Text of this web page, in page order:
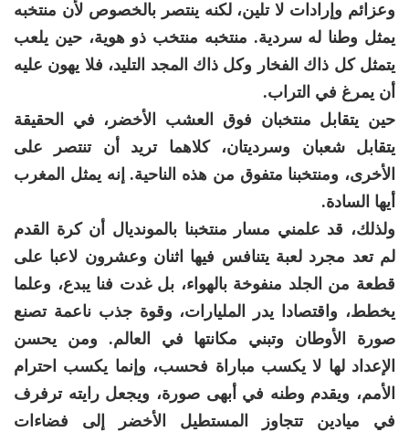
وعزائم وإرادات لا تلين، لكنه ينتصر بالخصوص لأن منتخبه
يمثل وطنا له سردية. منتخبه منتخب ذو هوية، حين يلعب
يتمثل كل ذاك الفخار وكل ذاك المجد التليد، فلا يهون عليه
أن يمرغ في التراب.
حين يتقابل منتخبان فوق العشب الأخضر، في الحقيقة
يتقابل شعبان وسرديتان، كلاهما تريد أن تنتصر على
الأخرى، ومنتخبنا متفوق من هذه الناحية. إنه يمثل المغرب
أيها السادة.
ولذلك، قد علمني مسار منتخبنا بالمونديال أن كرة القدم
لم تعد مجرد لعبة يتنافس فيها اثنان وعشرون لاعبا على
قطعة من الجلد منفوخة بالهواء، بل غدت فنا يبدع، وعلما
يخطط، واقتصادا يدر المليارات، وقوة جذب ناعمة تصنع
صورة الأوطان وتبني مكانتها في العالم. ومن يحسن
الإعداد لها لا يكسب مباراة فحسب، وإنما يكسب احترام
الأمم، ويقدم وطنه في أبهى صورة، ويجعل رايته ترفرف
في ميادين تتجاوز المستطيل الأخضر إلى فضاءات